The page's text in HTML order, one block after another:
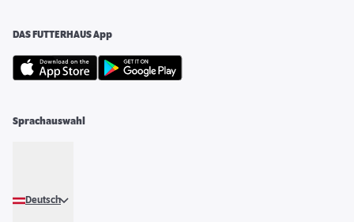
DAS FUTTERHAUS App
Sprachauswahl
Deutsch